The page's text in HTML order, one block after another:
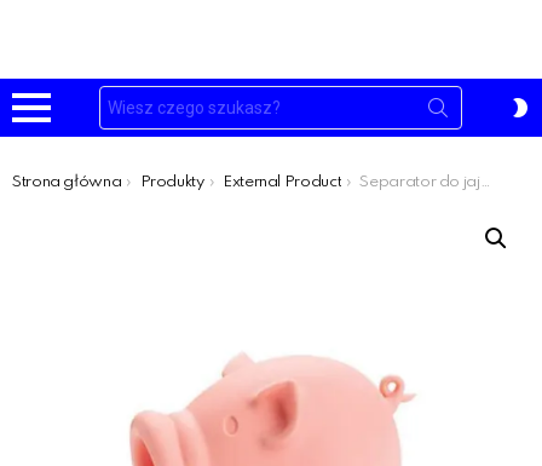
Menu
Szukaj:
Jesteś tutaj:
Strona główna Produkty External Product Separator do jaj: Świnia